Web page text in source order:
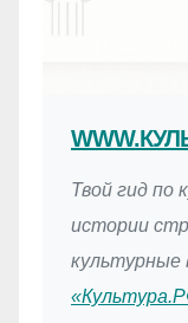
Твой гид по
истории
культурные